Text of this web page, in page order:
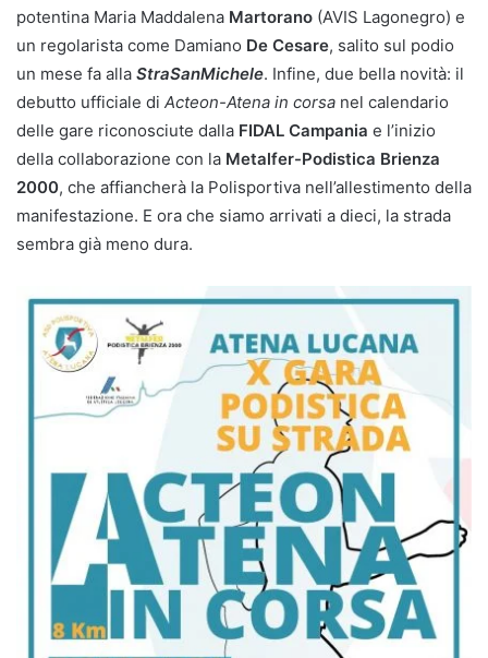
potentina Maria Maddalena Martorano (AVIS Lagonegro) e
un regolarista come Damiano De Cesare, salito sul podio
un mese fa alla StraSanMichele. Infine, due bella novità: il
debutto ufficiale di Acteon-Atena in corsa nel calendario
delle gare riconosciute dalla FIDAL Campania e l’inizio
della collaborazione con la Metalfer-Podistica Brienza
2000, che affiancherà la Polisportiva nell’allestimento della
manifestazione. E ora che siamo arrivati a dieci, la strada
sembra già meno dura.